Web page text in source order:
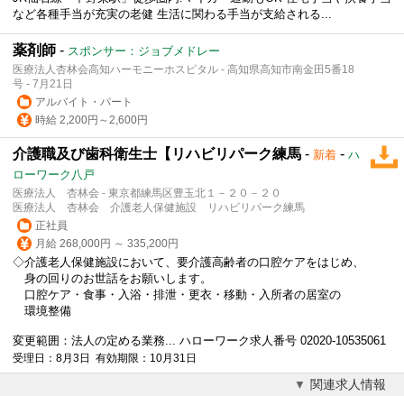
など各種手当が充実の老健 生活に関わる手当が支給される...
薬剤師 - スポンサー：ジョブメドレー
医療法人杏林会高知ハーモニーホスピタル - 高知県高知市南金田5番18
号 - 7月21日
アルバイト・パート
時給 2,200円～2,600円
介護職及び歯科衛生士【リハビリパーク練馬 - 新着 - ハ
ローワーク八戸
医療法人 杏林会 - 東京都練馬区豊玉北１－２０－２０
医療法人 杏林会 介護老人保健施設 リハビリパーク練馬
正社員
月給 268,000円 ～ 335,200円
◇介護老人保健施設において、要介護高齢者の口腔ケアをはじめ、
身の回りのお世話をお願いします。
口腔ケア・食事・入浴・排泄・更衣・移動・入所者の居室の
環境整備
変更範囲：法人の定める業務... ハローワーク求人番号 02020-10535061
受理日：8月3日 有効期限：10月31日
関連求人情報